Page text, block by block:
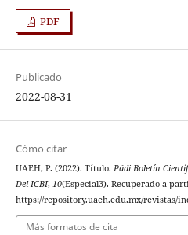
PDF
Publicado
2022-08-31
Cómo citar
UAEH, P. (2022). Título. Pädi Boletín
Del ICBI, 10(Especial3). Recuperado a
https://repository.uaeh.edu.mx/revistas/
Más formatos de cita